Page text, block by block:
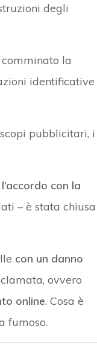
degli
comminato la
identificative
pubblicitari, i
con la
– è stata chiusa
con un danno
ovvero
online. Cosa è
fumoso.